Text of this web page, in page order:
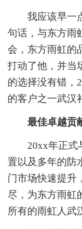
我应该早一
句话，与东方雨
会，东方雨虹的
打动了他，并当
的选择没有错，
的客户之一武汉
最佳卓越贡
20xx年正式
置以及多年的防
门市场快速提升
尽，为东方雨虹
所有的雨虹人武